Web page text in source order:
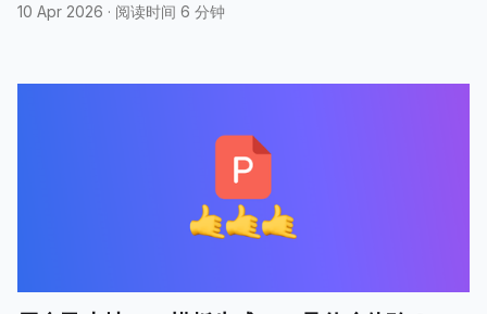
10 Apr 2026 · 阅读时间 6 分钟